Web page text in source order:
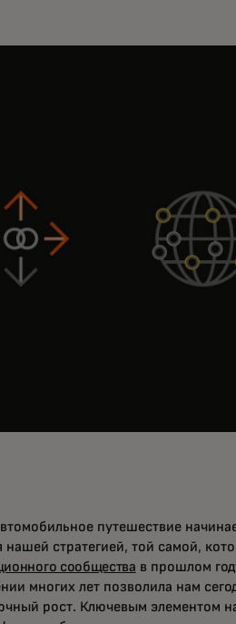
путешествие
нашей стратегией, той самой,
сообщества в прошлом
многих лет позволила нам
рост. Ключевым элементом